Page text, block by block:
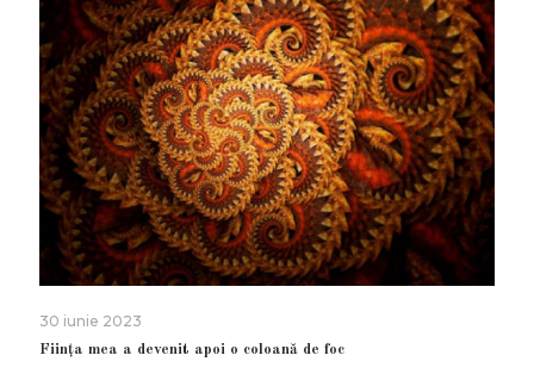
30 iunie 2023
Ființa mea a devenit apoi o coloană de foc